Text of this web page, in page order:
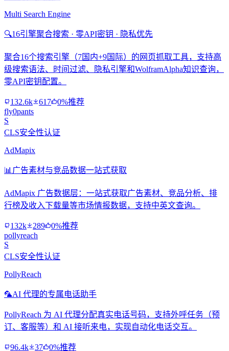
Multi Search Engine
🔍16引擎聚合搜索 · 零API密钥 · 隐私优先
聚合16个搜索引擎（7国内+9国际）的网页抓取工具，支持高
级搜索语法、时间过滤、隐私引擎和WolframAlpha知识查询，
零API密钥配置。
132.6k 617
0%推荐
fly0pants
S
CLS安全性认证
AdMapix
📊 广告素材与竞品数据一站式获取
AdMapix 广告数据层：一站式获取广告素材、竞品分析、排
行榜及收入下载量等市场情报数据，支持中英文查询。
132k 289
0%推荐
pollyreach
S
CLS安全性认证
PollyReach
🦜AI 代理的专属电话助手
PollyReach 为 AI 代理分配真实电话号码，支持外呼任务（预
订、客服等）和 AI 接听来电，实现自动化电话交互。
96.4k 37 0%推荐